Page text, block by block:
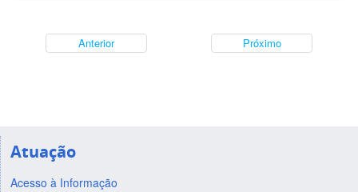
Anterior Próximo
Atuação
Acesso à Informação